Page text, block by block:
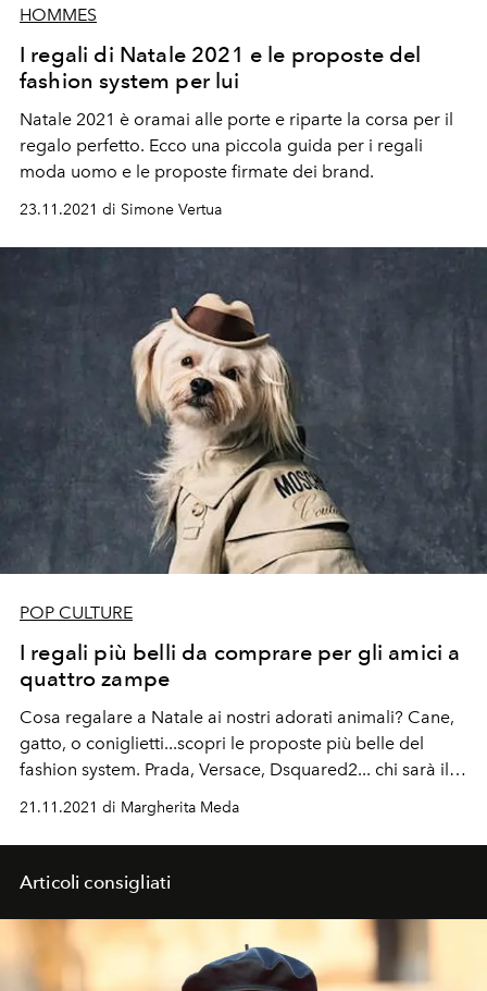
HOMMES
I regali di Natale 2021 e le proposte del
fashion system per lui
Natale 2021 è oramai alle porte e riparte la corsa per il
regalo perfetto. Ecco una piccola guida per i regali
moda uomo e le proposte firmate dei brand.
23.11.2021 di Simone Vertua
POP CULTURE
I regali più belli da comprare per gli amici a
quattro zampe
Cosa regalare a Natale ai nostri adorati animali? Cane,
gatto, o coniglietti...scopri le proposte più belle del
fashion system. Prada, Versace, Dsquared2... chi sarà il
più glamorous di Natale?
21.11.2021 di Margherita Meda
Articoli consigliati